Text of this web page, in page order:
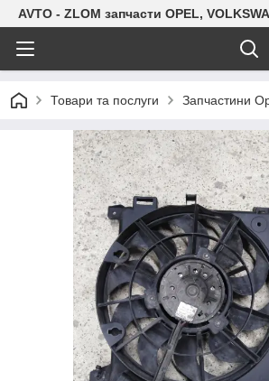
AVTO - ZLOM запчасти OPEL,
Товари та послуги Запчастини